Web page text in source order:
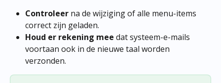
Controleer na de wijziging of alle menu-items
correct zijn geladen.
Houd er rekening mee dat systeem-e-mails
voortaan ook in de nieuwe taal worden
verzonden.